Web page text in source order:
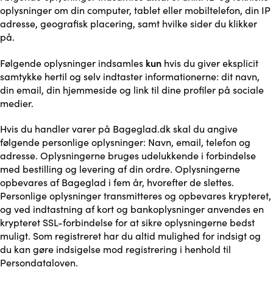
oplysninger om din computer, tablet eller mobiltelefon, din IP
adresse, geografisk placering, samt hvilke sider du klikker
på.
Følgende oplysninger indsamles kun hvis du giver eksplicit
samtykke hertil og selv indtaster informationerne: dit navn,
din email, din hjemmeside og link til dine profiler på sociale
medier.
Hvis du handler varer på Bageglad.dk skal du angive
følgende personlige oplysninger: Navn, email, telefon og
adresse. Oplysningerne bruges udelukkende i forbindelse
med bestilling og levering af din ordre. Oplysningerne
opbevares af Bageglad i fem år, hvorefter de slettes.
Personlige oplysninger transmitteres og opbevares krypteret,
og ved indtastning af kort og bankoplysninger anvendes en
krypteret SSL-forbindelse for at sikre oplysningerne bedst
muligt. Som registreret har du altid mulighed for indsigt og
du kan gøre indsigelse mod registrering i henhold til
Persondataloven.